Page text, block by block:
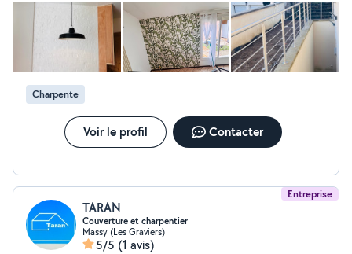
apprécié son calme, sa méthode et son sérieux Je le considère
comme un artisan fiable.
Charpente
Voir le profil Contacter
Entreprise
TARAN
Couverture et charpentier
Massy (Les Graviers)
5/5 (1 avis)